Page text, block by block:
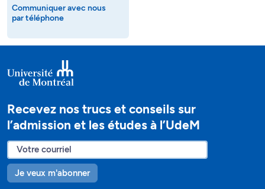
Communiquer avec nous
par téléphone
Recevez nos trucs et conseils sur
l’admission et les études à l’UdeM
Je veux m'abonner